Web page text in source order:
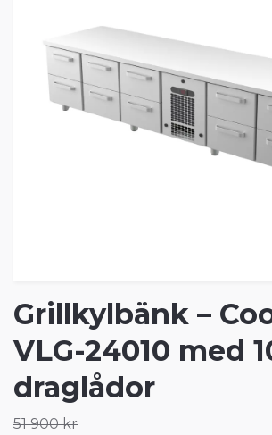
Grillkylbänk –
VLG-24010 med
draglådor
51 900 kr